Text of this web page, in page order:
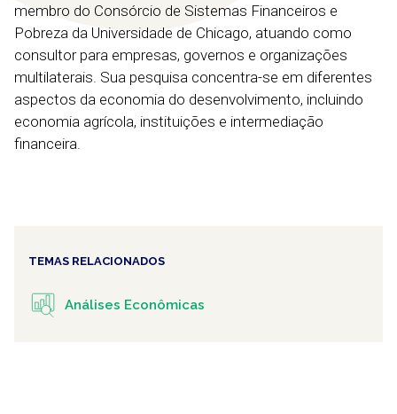
membro do Consórcio de Sistemas Financeiros e
Pobreza da Universidade de Chicago, atuando como
consultor para empresas, governos e organizações
multilaterais. Sua pesquisa concentra-se em diferentes
aspectos da economia do desenvolvimento, incluindo
economia agrícola, instituições e intermediação
financeira.
TEMAS RELACIONADOS
Análises Econômicas